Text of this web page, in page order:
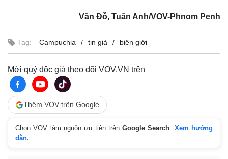
Văn Đỗ, Tuấn Anh/VOV-Phnom Penh
Tag: Campuchia tin giả biên giới
Mời quý độc giả theo dõi VOV.VN trên
Thêm VOV trên Google
Chọn VOV làm nguồn ưu tiên trênGoogle Search. Xem hướng
dẫn.